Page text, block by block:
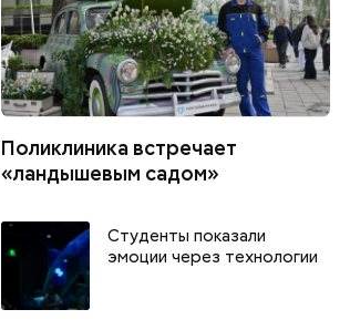
Поликлиника встречает
«ландышевым садом»
Студенты показали
эмоции через технологии